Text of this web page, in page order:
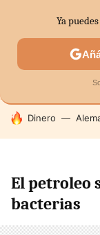
SECTORES
HOY SE HABLA
Dinero
El petroleo
bacterias
Ya